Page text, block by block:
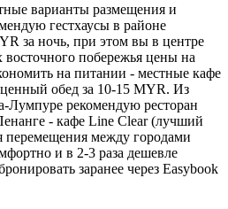
варианты размещения и
гестхаусы в районе
за ночь, при этом вы в центре
побережья цены на
на питании - местные кафе
обед за 10-15 MYR. Из
Лумпуре рекомендую ресторан
- кафе Line Clear (лучший
перемещения между городами
и в 2-3 раза дешевле
заранее через Easybook